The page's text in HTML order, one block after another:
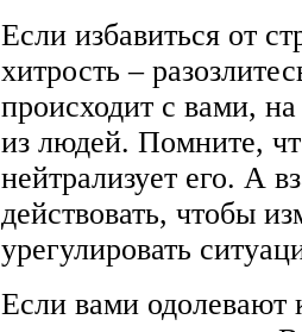
Если избавиться от
хитрость –
происходит с вами, на
из людей. Помните,
нейтрализует его. А
действовать, чтобы
урегулировать
Если вами одолевают